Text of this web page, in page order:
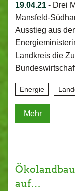
19.04.21 - Drei
Mansfeld-
Ausstieg aus
Landkreis die
Energie
Mehr
auf…